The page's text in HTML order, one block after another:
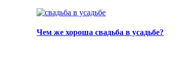
Чем же хороша свадьба в усадьбе?